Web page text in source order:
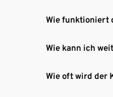
Wie funktioniert
Wie kann ich
Wie oft wird der